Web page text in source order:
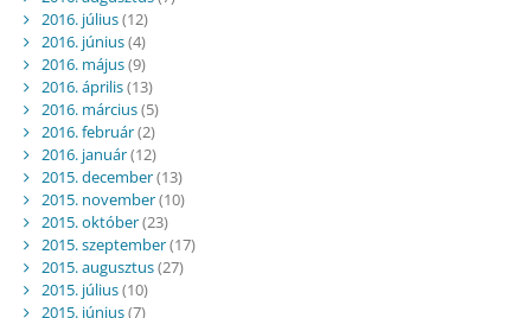
2016. július(12)
2016. június(4)
2016. május(9)
2016. április(13)
2016. március(5)
2016. február(2)
2016. január(12)
2015. december(13)
2015. november(10)
2015. október(23)
2015. szeptember(17)
2015. augusztus(27)
2015. július(10)
2015. június(7)